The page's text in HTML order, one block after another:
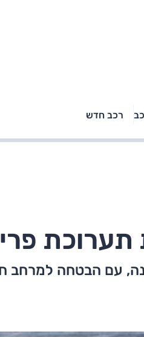
רכב חדש
טויוטה ראב 4, קיה
לונג ויונדאי
ועל הכביש
עם הבטחה למרחב